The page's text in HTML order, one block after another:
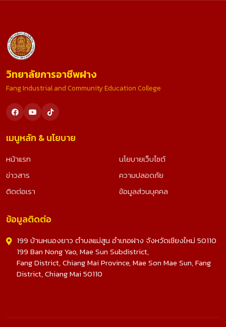
วิทยาลัยการอาชีพฝาง
Fang Industrial and Community Education College
เมนูหลัก & นโยบาย
หน้าแรก
ข่าวสาร
ติดต่อเรา
นโยบายเว็บไซต์
ความปลอดภัย
ข้อมูลส่วนบุคคล
ข้อมูลติดต่อ
199 บ้านหนองยาว ตำบลแม่สูน อำเภอฝาง จังหวัดเชียงใหม่ 50110
199 Ban Nong Yao, Mae Sun Subdistrict,
Fang District, Chiang Mai Province, Mae Son Mae Sun, Fang
District, Chiang Mai 50110